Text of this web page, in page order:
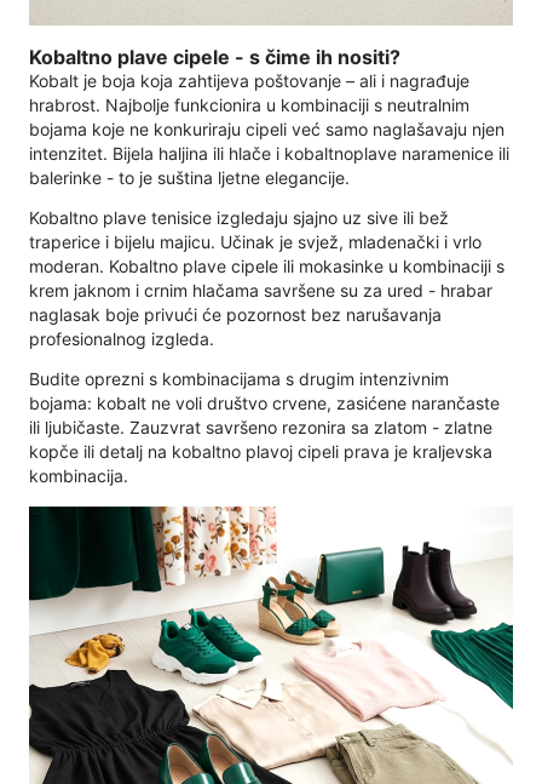
Kobaltno plave cipele - s čime ih nositi?
Kobalt je boja koja zahtijeva poštovanje – ali i nagrađuje
hrabrost. Najbolje funkcionira u kombinaciji s neutralnim
bojama koje ne konkuriraju cipeli već samo naglašavaju njen
intenzitet. Bijela haljina ili hlače i kobaltnoplave naramenice ili
balerinke - to je suština ljetne elegancije.
Kobaltno plave tenisice izgledaju sjajno uz sive ili bež
traperice i bijelu majicu. Učinak je svjež, mladenački i vrlo
moderan. Kobaltno plave cipele ili mokasinke u kombinaciji s
krem ​​jaknom i crnim hlačama savršene su za ured - hrabar
naglasak boje privući će pozornost bez narušavanja
profesionalnog izgleda.
Budite oprezni s kombinacijama s drugim intenzivnim
bojama: kobalt ne voli društvo crvene, zasićene narančaste
ili ljubičaste. Zauzvrat savršeno rezonira sa zlatom - zlatne
kopče ili detalj na kobaltno plavoj cipeli prava je kraljevska
kombinacija.